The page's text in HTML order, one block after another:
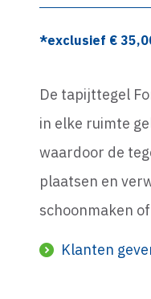
*exclusief €
De tapijttegel
in elke ruimte
waardoor de
plaatsen en
schoonmaken
Klanten